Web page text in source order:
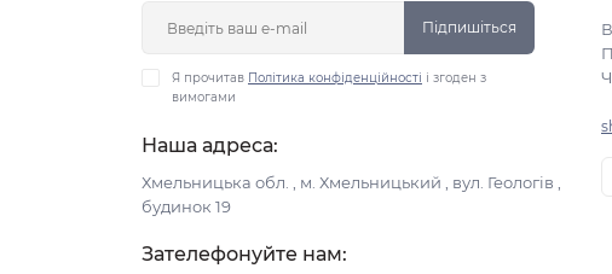
Підпишіться
Я прочитав Політика конфіденційності і згоден з
вимогами
Наша адреса:
Хмельницька обл. , м. Хмельницький , вул. Геологів ,
будинок 19
Зателефонуйте нам: